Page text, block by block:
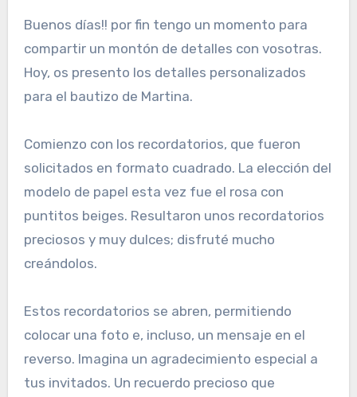
Buenos días!! por fin tengo un momento para
compartir un montón de detalles con vosotras.
Hoy, os presento los detalles personalizados
para el bautizo de Martina.
Comienzo con los recordatorios, que fueron
solicitados en formato cuadrado. La elección del
modelo de papel esta vez fue el rosa con
puntitos beiges. Resultaron unos recordatorios
preciosos y muy dulces; disfruté mucho
creándolos.
Estos recordatorios se abren, permitiendo
colocar una foto e, incluso, un mensaje en el
reverso. Imagina un agradecimiento especial a
tus invitados. Un recuerdo precioso que